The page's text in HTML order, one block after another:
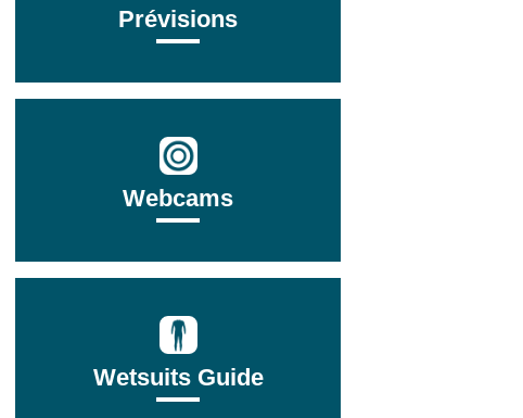
Prévisions
Webcams
Wetsuits Guide